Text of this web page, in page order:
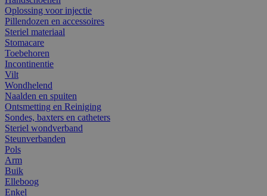
Oplossing voor injectie
Pillendozen en accessoires
Steriel materiaal
Stomacare
Toebehoren
Incontinentie
Vilt
Wondhelend
Naalden en spuiten
Ontsmetting en Reiniging
Sondes, baxters en catheters
Steriel wondverband
Steunverbanden
Pols
Arm
Buik
Elleboog
Enkel